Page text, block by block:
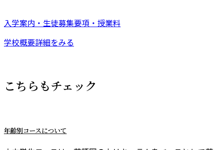
入学案内・生徒募集要項・授業料
学校概要詳細をみる
こちらもチェック
年齢別コースについて